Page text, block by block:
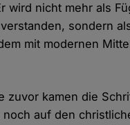
wird nicht mehr als
sondern
mit modernen
zuvor kamen die
auf den